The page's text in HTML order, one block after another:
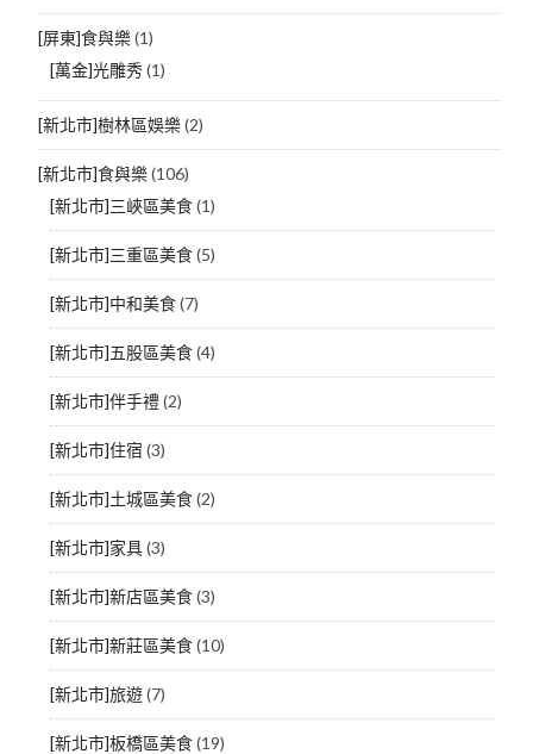
[屏東]食與樂(1)
[萬金]光雕秀(1)
[新北市]樹林區娛樂(2)
[新北市]食與樂(106)
[新北市]三峽區美食(1)
[新北市]三重區美食(5)
[新北市]中和美食(7)
[新北市]五股區美食(4)
[新北市]伴手禮(2)
[新北市]住宿 (3)
[新北市]土城區美食(2)
[新北市]家具(3)
[新北市]新店區美食(3)
[新北市]新莊區美食(10)
[新北市]旅遊(7)
[新北市]板橋區美食(19)